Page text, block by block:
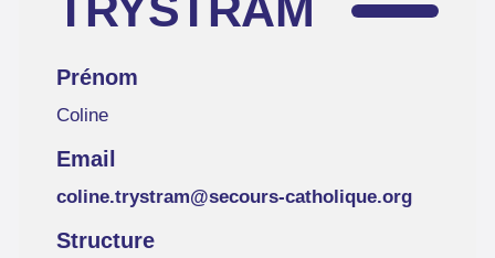
Prénom
Coline
Email
coline.trystram@secours-catholique.org
Structure